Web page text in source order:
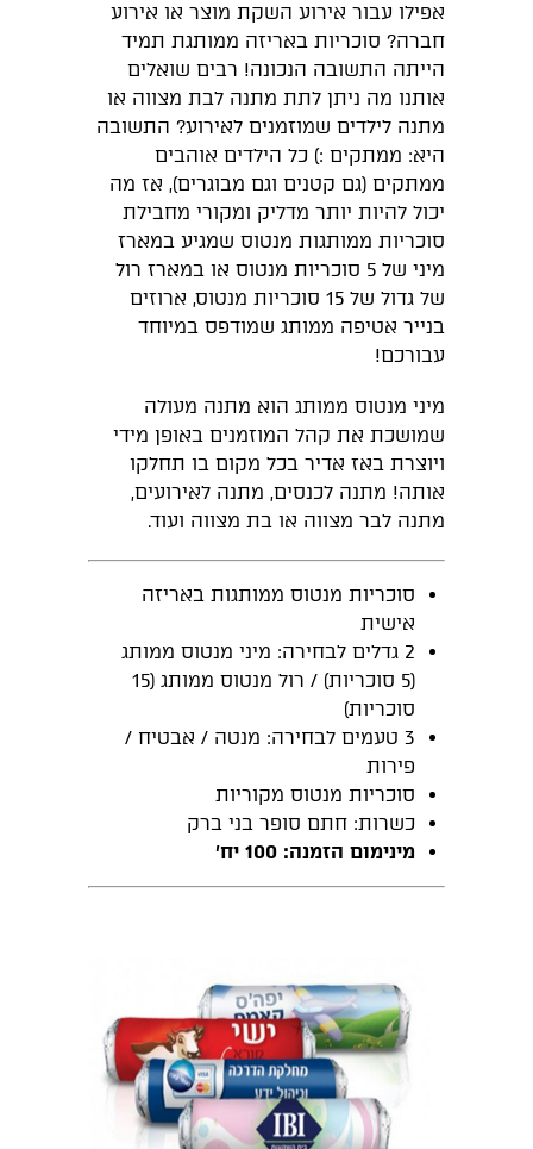
אפילו עבור אירוע השקת מוצר או אירוע
חברה? סוכריות באריזה ממותגת תמיד
הייתה התשובה הנכונה! רבים שואלים
אותנו מה ניתן לתת מתנה לבת מצווה או
מתנה לילדים שמוזמנים לאירוע? התשובה
היא: ממתקים :) כל הילדים אוהבים
ממתקים (גם קטנים וגם מבוגרים), אז מה
יכול להיות יותר מדליק ומקורי מחבילת
סוכריות ממותגות מנטוס שמגיע במארז
מיני של 5 סוכריות מנטוס או במארז רול
של גדול של 15 סוכריות מנטוס, ארוזים
בנייר אטיפה ממותג שמודפס במיוחד
עבורכם!
מיני מנטוס ממותג הוא מתנה מעולה
שמושכת את קהל המוזמנים באופן מידי
ויוצרת באז אדיר בכל מקום בו תחלקו
אותה! מתנה לכנסים, מתנה לאירועים,
מתנה לבר מצווה או בת מצווה ועוד.
סוכריות מנטוס ממותגות באריזה
אישית
2 גדלים לבחירה: מיני מנטוס ממותג
(5 סוכריות) / רול מנטוס ממותג (15
סוכריות)
3 טעמים לבחירה: מנטה / אבטיח /
פירות
סוכריות מנטוס מקוריות
כשרות: חתם סופר בני ברק
מינימום הזמנה: 100 יח'